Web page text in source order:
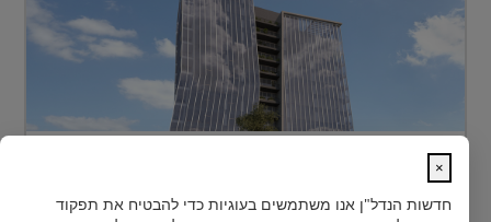
MEDIPORT תל השומר - נבנה לפרוץ דרך אל המחר
×
חדשות הנדל"ן אנו משתמשים בעוגיות כדי להבטיח את תפקוד